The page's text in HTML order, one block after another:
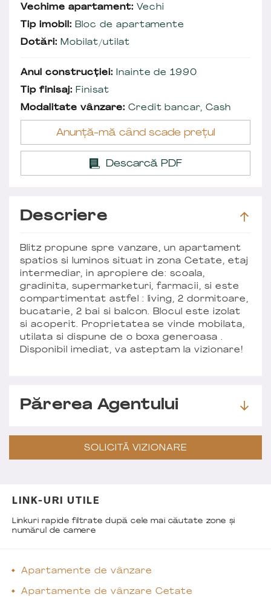
Vechime apartament: Vechi
Tip imobil: Bloc de apartamente
Dotări: Mobilat/utilat
Anul construcției: Inainte de 1990
Tip finisaj: Finisat
Modalitate vânzare: Credit bancar, Cash
Anunță-mă când scade prețul
Descarcă PDF
Descriere
Blitz propune spre vanzare, un apartament
spatios si luminos situat in zona Cetate, etaj
intermediar, in apropiere de: scoala,
gradinita, supermarketuri, farmacii, si este
compartimentat astfel : living, 2 dormitoare,
bucatarie, 2 bai si balcon. Blocul este izolat
si acoperit. Proprietatea se vinde mobilata,
utilata si dispune de o boxa generoasa .
Disponibil imediat, va asteptam la vizionare!
Părerea Agentului
SOLICITĂ VIZIONARE
LINK-URI UTILE
Linkuri rapide filtrate după cele mai căutate zone și
numărul de camere
Apartamente de vânzare
Apartamente de vânzare Cetate